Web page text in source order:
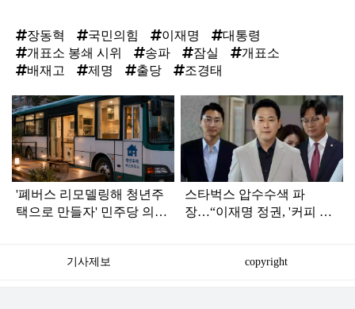
장동혁 국민의힘 이재명
대통령
개표소 봉쇄 시위
송파 잠실
개표소
배재고
제명 출당 조경태
탑
라
인
'폐버스 리모델링해 청년주
택으로 만들자' 민주당 의원
스타벅스 압수수색 파
장…“이재명 정권, '커피 한
기사제보 copyright